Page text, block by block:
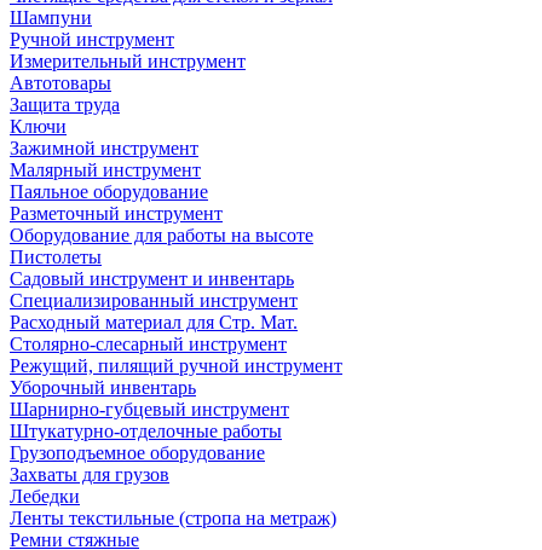
Шампуни
Ручной инструмент
Измерительный инструмент
Автотовары
Защита труда
Ключи
Зажимной инструмент
Малярный инструмент
Паяльное оборудование
Разметочный инструмент
Оборудование для работы на высоте
Пистолеты
Садовый инструмент и инвентарь
Специализированный инструмент
Расходный материал для Стр. Мат.
Столярно-слесарный инструмент
Режущий, пилящий ручной инструмент
Уборочный инвентарь
Шарнирно-губцевый инструмент
Штукатурно-отделочные работы
Грузоподъемное оборудование
Захваты для грузов
Лебедки
Ленты текстильные (стропа на метраж)
Ремни стяжные